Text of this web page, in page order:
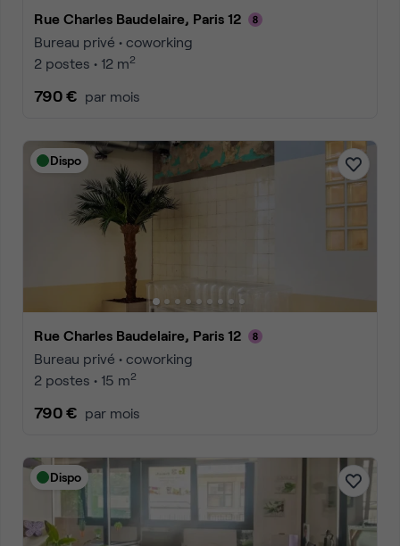
Rue Charles Baudelaire, Paris 12
Bureau privé • coworking
2 postes • 12 m2
790 € par mois
Dispo
Rue Charles Baudelaire, Paris 12
Bureau privé • coworking
2 postes • 15 m2
790 € par mois
Dispo